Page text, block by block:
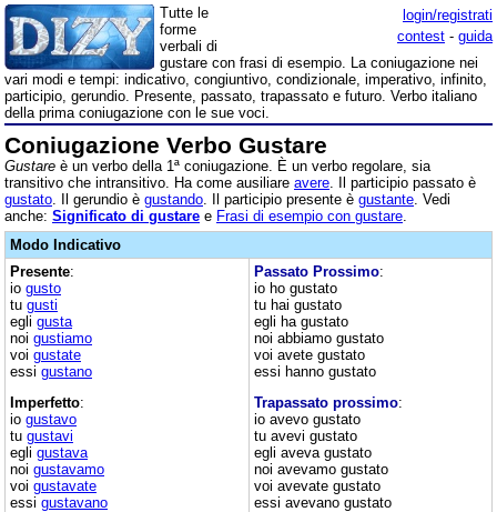
login/registrati
contest - guida
Tutte le
forme
verbali di
gustare con frasi di esempio. La coniugazione nei
vari modi e tempi: indicativo, congiuntivo, condizionale, imperativo, infinito,
participio, gerundio. Presente, passato, trapassato e futuro. Verbo italiano
della prima coniugazione con le sue voci.
Coniugazione Verbo Gustare
Gustare è un verbo della 1ª coniugazione. È un verbo regolare, sia
transitivo che intransitivo. Ha come ausiliare avere . Il participio passato è
gustato . Il gerundio è gustando . Il participio presente è gustante . Vedi
anche: Significato di gustare e Frasi di esempio con gustare
Modo Indicativo
Presente:
io gusto
tu gusti
egli gusta
noi gustiamo
voi gustate
essi gustano
Imperfetto:
io gustavo
tu gustavi
egli gustava
noi gustavamo
voi gustavate
essi gustavano
Passato Prossimo:
io ho gustato
tu hai gustato
egli ha gustato
noi abbiamo gustato
voi avete gustato
essi hanno gustato
Trapassato prossimo:
io avevo gustato
tu avevi gustato
egli aveva gustato
noi avevamo gustato
voi avevate gustato
essi avevano gustato